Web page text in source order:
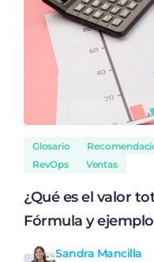
Glosario
RevOps
Ventas
¿Qué es el valor
Fórmula y
Sandra Mancilla